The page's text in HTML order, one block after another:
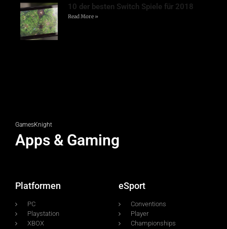
10 der besten Switch Spiele für 2018
Read More »
GamesKnight
Apps & Gaming
Platformen
PC
Playstation
XBOX
eSport
Conventions
Player
Championships